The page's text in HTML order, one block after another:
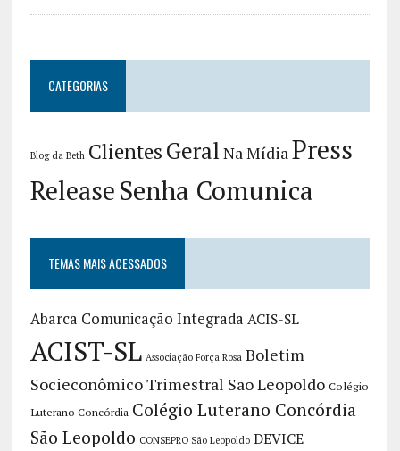
CATEGORIAS
Blog da Beth ClientesGeral Na MídiaPress
ReleaseSenha Comunica
TEMAS MAIS ACESSADOS
Abarca Comunicação Integrada ACIS-SL
ACIST-SL Associação Força Rosa Boletim
Socieconômico Trimestral São Leopoldo Colégio
Luterano Concórdia Colégio Luterano Concórdia
São Leopoldo CONSEPRO São Leopoldo DEVICE